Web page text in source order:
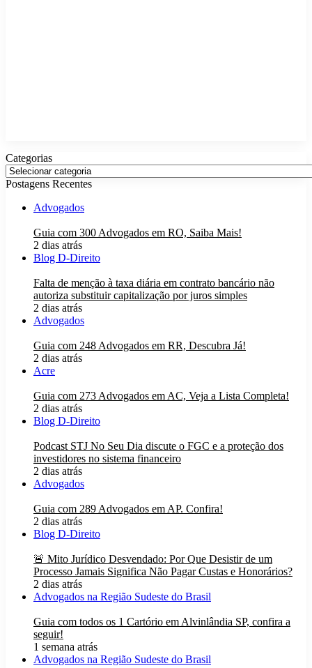
Categorias
Categorias
Postagens Recentes
Advogados
Guia com 300 Advogados em RO, Saiba Mais!
2 dias atrás
Blog D-Direito
Falta de menção à taxa diária em contrato bancário não
autoriza substituir capitalização por juros simples
2 dias atrás
Advogados
Guia com 248 Advogados em RR, Descubra Já!
2 dias atrás
Acre
Guia com 273 Advogados em AC, Veja a Lista Completa!
2 dias atrás
Blog D-Direito
Podcast STJ No Seu Dia discute o FGC e a proteção dos
investidores no sistema financeiro
2 dias atrás
Advogados
Guia com 289 Advogados em AP. Confira!
2 dias atrás
Blog D-Direito
🚨 Mito Jurídico Desvendado: Por Que Desistir de um
Processo Jamais Significa Não Pagar Custas e Honorários?
2 dias atrás
Advogados na Região Sudeste do Brasil
Guia com todos os 1 Cartório em Alvinlândia SP, confira a
seguir!
1 semana atrás
Advogados na Região Sudeste do Brasil